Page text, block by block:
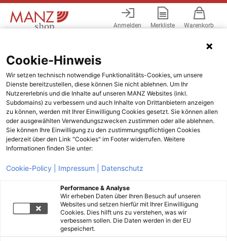
Anmelden Merkliste Warenkorb
Cookie-Hinweis
Wir setzen technisch notwendige Funktionalitäts-Cookies, um unsere
Dienste bereitzustellen, diese können Sie nicht ablehnen. Um Ihr
Nutzererlebnis und die Inhalte auf unseren MANZ Websites (inkl.
Subdomains) zu verbessern und auch Inhalte von Drittanbietern anzeigen
zu können, werden mit Ihrer Einwilligung Cookies gesetzt. Sie können allen
oder ausgewählten Verwendungszwecken zustimmen oder alle ablehnen.
Sie können Ihre Einwilligung zu den zustimmungspflichtigen Cookies
jederzeit über den Link "Cookies" im Footer widerrufen. Weitere
Informationen finden Sie unter:
Cookie-Policy | Impressum | Datenschutz
Performance & Analyse
Wir erheben Daten über Ihren Besuch auf unseren
Websites und setzen hierfür mit Ihrer Einwilligung
Cookies. Dies hilft uns zu verstehen, was wir
verbessern sollen. Die Daten werden in der EU
gespeichert.